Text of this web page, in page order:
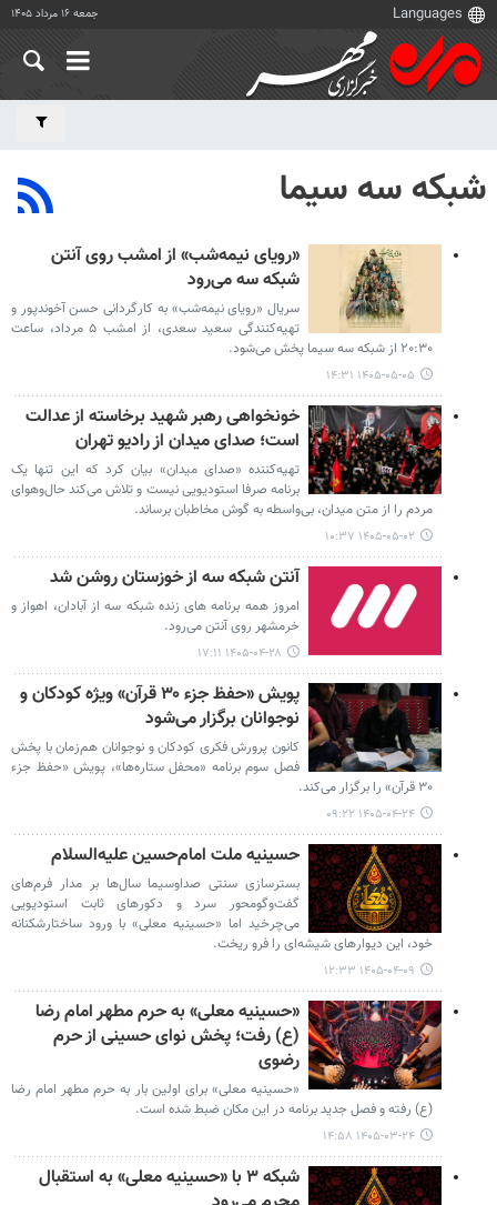
جمعه ۱۶ مرداد ۱۴۰۵
شبکه سه سیما
«رویای نیمه‌شب» از امشب روی آنتن
شبکه سه می‌رود
سریال «رویای نیمه‌شب» به کارگردانی حسن آخوندپور و
تهیه‌کنندگی سعید سعدی، از امشب ۵ مرداد، ساعت
۲۰:۳۰ از شبکه سه سیما پخش می‌شود.
۱۴۰۵-۰۵-۰۵ ۱۴:۳۱
خونخواهی رهبر شهید برخاسته از عدالت
است؛ صدای میدان از رادیو تهران
تهیه‌کننده «صدای میدان» بیان کرد که این تنها یک
برنامه صرفا استودیویی نیست و تلاش می‌کند حال‌وهوای
مردم را از متن میدان، بی‌واسطه به گوش مخاطبان برساند.
۱۴۰۵-۰۵-۰۲ ۱۰:۳۷
آنتن شبکه سه از خوزستان روشن شد
امروز همه برنامه های زنده شبکه سه از آبادان، اهواز و
خرمشهر روی آنتن می‌رود.
۱۴۰۵-۰۴-۲۸ ۱۷:۱۱
پویش «حفظ جزء ۳۰ قرآن» ویژه کودکان و
نوجوانان برگزار می‌شود
کانون پرورش فکری کودکان و نوجوانان هم‌زمان با پخش
فصل سوم برنامه «محفل ستاره‌ها»، پویش «حفظ جزء
۳۰ قرآن» را برگزار می‌کند.
۱۴۰۵-۰۴-۲۴ ۰۹:۲۲
حسینیه ملت امام‌حسین علیه‌السلام
بسترسازی سنتی صداوسیما سال‌ها بر مدار فرم‌های
گفت‌وگومحور سرد و دکورهای ثابت استودیویی
می‌چرخید اما «حسینیه معلی» با ورود ساختارشکنانه
خود، این دیوارهای شیشه‌ای را فرو ریخت.
۱۴۰۵-۰۴-۰۹ ۱۲:۳۳
«حسینیه معلی» به حرم مطهر امام رضا
(ع) رفت؛ پخش نوای حسینی از حرم
رضوی
«حسینیه معلی» برای اولین بار به حرم مطهر امام رضا
(ع) رفته و فصل جدید برنامه در این مکان ضبط شده است.
۱۴۰۵-۰۳-۲۴ ۱۴:۵۸
شبکه ۳ با «حسینیه معلی» به استقبال